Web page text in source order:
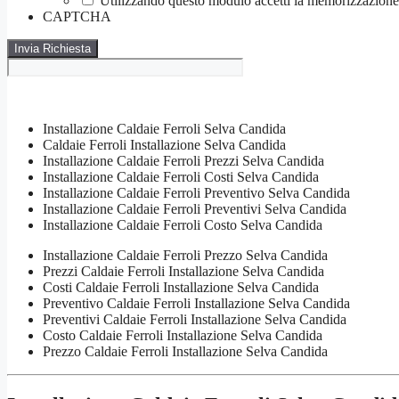
CAPTCHA
Installazione Caldaie Ferroli Selva Candida
Caldaie Ferroli Installazione Selva Candida
Installazione Caldaie Ferroli Prezzi Selva Candida
Installazione Caldaie Ferroli Costi Selva Candida
Installazione Caldaie Ferroli Preventivo Selva Candida
Installazione Caldaie Ferroli Preventivi Selva Candida
Installazione Caldaie Ferroli Costo Selva Candida
Installazione Caldaie Ferroli Prezzo Selva Candida
Prezzi Caldaie Ferroli Installazione Selva Candida
Costi Caldaie Ferroli Installazione Selva Candida
Preventivo Caldaie Ferroli Installazione Selva Candida
Preventivi Caldaie Ferroli Installazione Selva Candida
Costo Caldaie Ferroli Installazione Selva Candida
Prezzo Caldaie Ferroli Installazione Selva Candida